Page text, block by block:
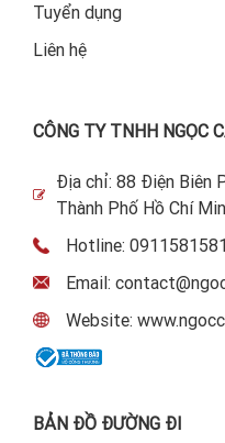
Tuyển dụng
Liên hệ
CÔNG TY TNHH NGỌC
Địa chỉ: 88 Điện Biên
Thành Phố Hồ Chí
Hotline:
Email:
Website:
BẢN ĐỒ ĐƯỜNG ĐI